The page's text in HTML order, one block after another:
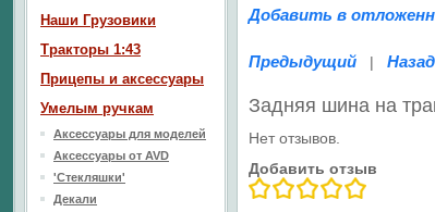
Добавить в
Предыдущий |
Задняя шина на
Нет отзывов.
Добавить отзыв
Наши Грузовики
Тракторы 1:43
Прицепы и аксессуары
Умелым ручкам
Аксессуары для моделей
Аксессуары от AVD
'Стекляшки'
Декали